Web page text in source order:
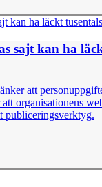
sajt kan ha
att
organisationens
publiceringsverktyg.